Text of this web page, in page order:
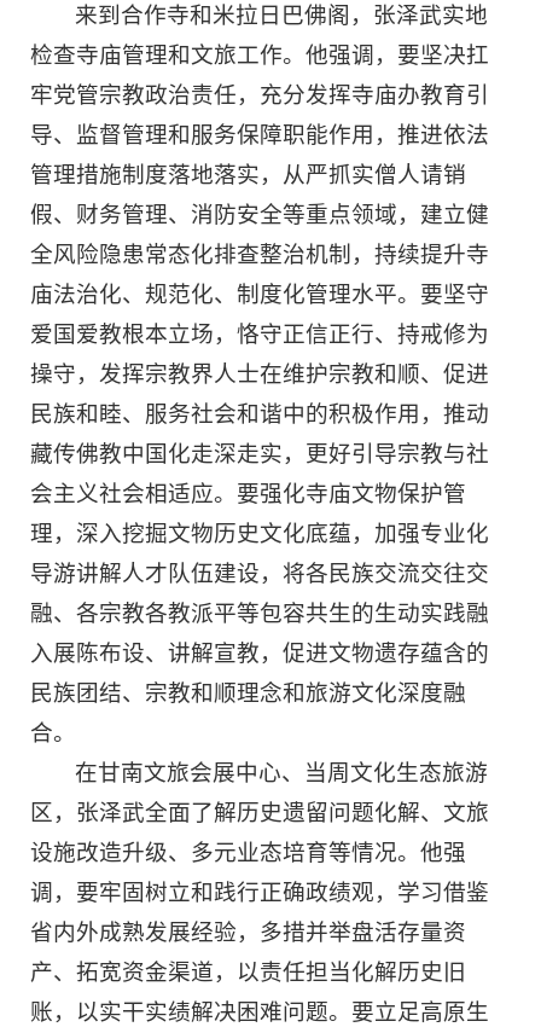
来到合作寺和米拉日巴佛阁，张泽武实地
检查寺庙管理和文旅工作。他强调，要坚决扛
牢党管宗教政治责任，充分发挥寺庙办教育引
导、监督管理和服务保障职能作用，推进依法
管理措施制度落地落实，从严抓实僧人请销
假、财务管理、消防安全等重点领域，建立健
全风险隐患常态化排查整治机制，持续提升寺
庙法治化、规范化、制度化管理水平。要坚守
爱国爱教根本立场，恪守正信正行、持戒修为
操守，发挥宗教界人士在维护宗教和顺、促进
民族和睦、服务社会和谐中的积极作用，推动
藏传佛教中国化走深走实，更好引导宗教与社
会主义社会相适应。要强化寺庙文物保护管
理，深入挖掘文物历史文化底蕴，加强专业化
导游讲解人才队伍建设，将各民族交流交往交
融、各宗教各教派平等包容共生的生动实践融
入展陈布设、讲解宣教，促进文物遗存蕴含的
民族团结、宗教和顺理念和旅游文化深度融
合。
在甘南文旅会展中心、当周文化生态旅游
区，张泽武全面了解历史遗留问题化解、文旅
设施改造升级、多元业态培育等情况。他强
调，要牢固树立和践行正确政绩观，学习借鉴
省内外成熟发展经验，多措并举盘活存量资
产、拓宽资金渠道，以责任担当化解历史旧
账，以实干实绩解决困难问题。要立足高原生